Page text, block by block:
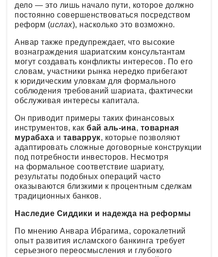
дело — это лишь начало пути, которое должно
постоянно совершенствоваться посредством
реформ (ислах), насколько это возможно.
Анвар также предупреждает, что высокие
вознаграждения шариатским консультантам
могут создавать конфликты интересов. По его
словам, участники рынка нередко прибегают
к юридическим уловкам для формального
соблюдения требований шариата, фактически
обслуживая интересы капитала.
Он приводит примеры таких финансовых
инструментов, как бай аль-ина, товарная
мурабаха и таваррук, которые позволяют
адаптировать сложные договорные конструкции
под потребности инвесторов. Несмотря
на формальное соответствие шариату,
результаты подобных операций часто
оказываются близкими к процентным сделкам
традиционных банков.
Наследие Сиддики и надежда на реформы
По мнению Анвара Ибрагима, сорокалетний
опыт развития исламского банкинга требует
серьезного переосмысления и глубокого